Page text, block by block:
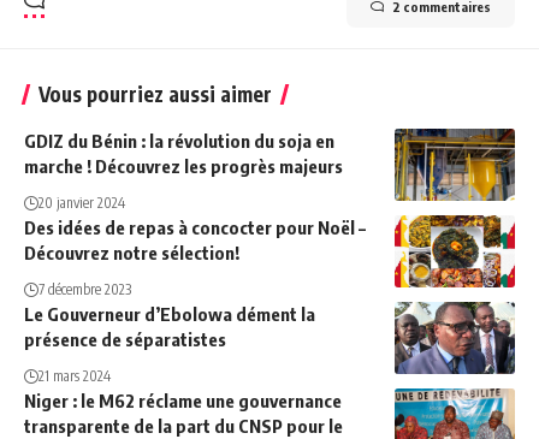
2 commentaires
Vous pourriez aussi aimer
GDIZ du Bénin : la révolution du soja en
marche ! Découvrez les progrès majeurs
20 janvier 2024
Des idées de repas à concocter pour Noël –
Découvrez notre sélection!
7 décembre 2023
Le Gouverneur d’Ebolowa dément la
présence de séparatistes
21 mars 2024
Niger : le M62 réclame une gouvernance
transparente de la part du CNSP pour le